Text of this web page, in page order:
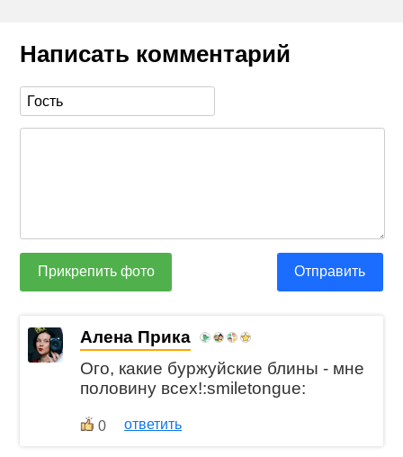
Написать комментарий
Прикрепить фото Отправить
Алена Прика
Ого, какие буржуйские блины - мне
половину всех!:smiletongue:
0 ответить